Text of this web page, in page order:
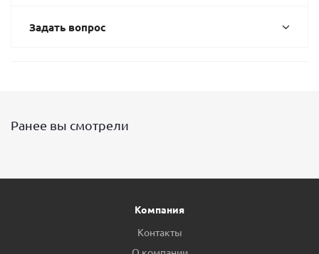
Задать вопрос
Ранее вы смотрели
Компания
Контакты